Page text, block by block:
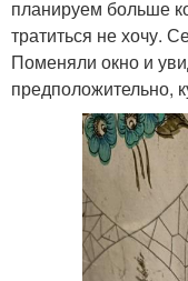
планируем больше
тратиться не хочу.
Поменяли окно и
предположительно,